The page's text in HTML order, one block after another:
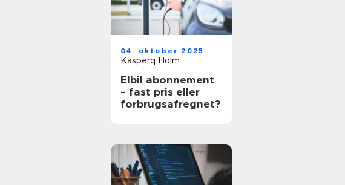
04. oktober 2025
Kasperq Holm
Elbil abonnement
– fast pris eller
forbrugsafregnet?